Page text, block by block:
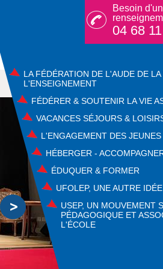
Besoin d'un
04 68
LA FÉDÉRATION DE L'AUDE DE
L'ENSEIGNEMENT
FÉDÉRER & SOUTENIR LA VIE
VACANCES SÉJOURS &
L'ENGAGEMENT DES JEUNES
HÉBERGER -
ÉDUQUER & FORMER
UFOLEP, UNE AUTRE
USEP, UN MOUVEMENT
PÉDAGOGIQUE ET
L'ÉCOLE